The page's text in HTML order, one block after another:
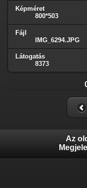
Képméret
800*503
Fájl
IMG_6294.JPG
Látogatás
8373
Az